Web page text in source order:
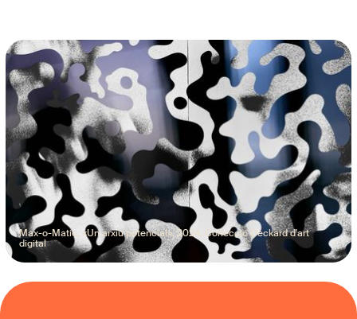
Max-o-Matic, «Un arxiu potencial», 2024. Col·lecció Deckard d'art
digital